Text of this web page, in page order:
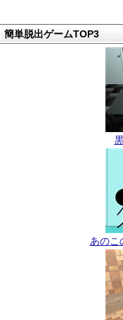
簡単脱出ゲームTOP3
あのこ